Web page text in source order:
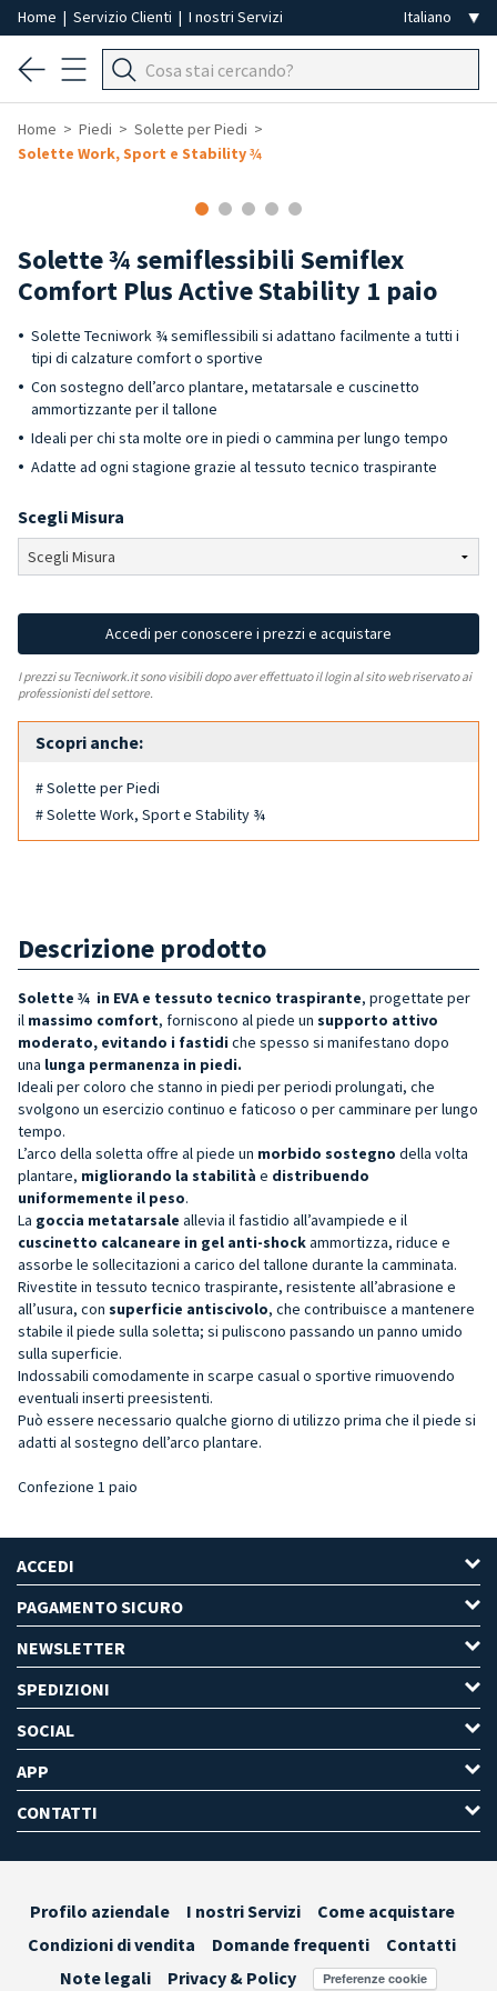
Home | Servizio Clienti | I nostri Servizi
Home Piedi
Solette per Piedi
Solette Work, Sport e Stability ¾
Solette ¾ semiflessibili Semiflex
Comfort Plus Active Stability 1 paio
Solette Tecniwork ¾ semiflessibili si adattano facilmente a tutti i
tipi di calzature comfort o sportive
Con sostegno dell’arco plantare, metatarsale e cuscinetto
ammortizzante per il tallone
Ideali per chi sta molte ore in piedi o cammina per lungo tempo
Adatte ad ogni stagione grazie al tessuto tecnico traspirante
Scegli Misura
Accedi per conoscere i prezzi e acquistare
I prezzi su Tecniwork.it sono visibili dopo aver effettuato il login al sito web riservato ai
professionisti del settore.
Scopri anche:
# Solette per Piedi
# Solette Work, Sport e Stability ¾
Descrizione prodotto
Solette ¾ in EVA e tessuto tecnico traspirante, progettate per
il massimo comfort, forniscono al piede un supporto attivo
moderato, evitando i fastidi che spesso si manifestano dopo
una lunga permanenza in piedi.
Ideali per coloro che stanno in piedi per periodi prolungati, che
svolgono un esercizio continuo e faticoso o per camminare per lungo
tempo.
L’arco della soletta offre al piede un morbido sostegno della volta
plantare, migliorando la stabilità e distribuendo
uniformemente il peso.
La goccia metatarsale allevia il fastidio all’avampiede e il
cuscinetto calcaneare in gel anti-shockammortizza, riduce e
assorbe le sollecitazioni a carico del tallone durante la camminata.
Rivestite in tessuto tecnico traspirante, resistente all’abrasione e
all’usura, con superficie antiscivolo, che contribuisce a mantenere
stabile il piede sulla soletta; si puliscono passando un panno umido
sulla superficie.
Indossabili comodamente in scarpe casual o sportive rimuovendo
eventuali inserti preesistenti.
Può essere necessario qualche giorno di utilizzo prima che il piede si
adatti al sostegno dell’arco plantare.
Confezione 1 paio
ACCEDI
PAGAMENTO SICURO
NEWSLETTER
SPEDIZIONI
SOCIAL
APP
CONTATTI
Profilo aziendale I nostri Servizi
Come acquistare
Condizioni di vendita
Domande frequenti
Contatti
Note legali
Privacy & Policy Preferenze cookie